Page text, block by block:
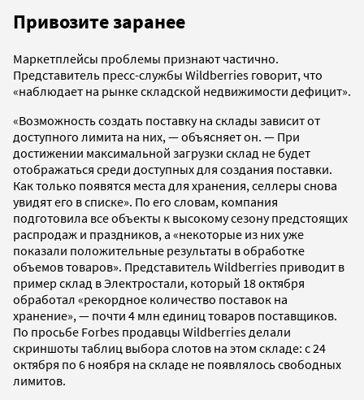
Привозите заранее
Маркетплейсы проблемы признают частично.
Представитель пресс-службы Wildberries говорит, что
«наблюдает на рынке складской недвижимости дефицит».
«Возможность создать поставку на склады зависит от
доступного лимита на них, — объясняет он. — При
достижении максимальной загрузки склад не будет
отображаться среди доступных для создания поставки.
Как только появятся места для хранения, селлеры снова
увидят его в списке». По его словам, компания
подготовила все объекты к высокому сезону предстоящих
распродаж и праздников, а «некоторые из них уже
показали положительные результаты в обработке
объемов товаров». Представитель Wildberries приводит в
пример склад в Электростали, который 18 октября
обработал «рекордное количество поставок на
хранение», — почти 4 млн единиц товаров поставщиков.
По просьбе Forbes продавцы Wildberries делали
скриншоты таблиц выбора слотов на этом складе: с 24
октября по 6 ноября на складе не появлялось свободных
лимитов.